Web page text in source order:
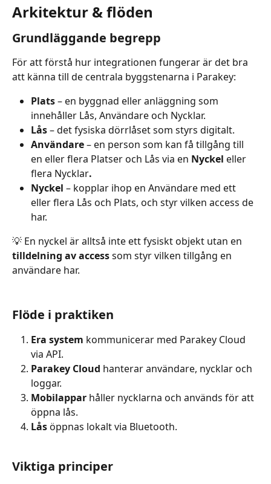
Arkitektur & flöden
Grundläggande begrepp
För att förstå hur integrationen fungerar är det bra
att känna till de centrala byggstenarna i Parakey:
Plats – en byggnad eller anläggning som
innehåller Lås, Användare och Nycklar.
Lås – det fysiska dörrlåset som styrs digitalt.
Användare – en person som kan få tillgång till
en eller flera Platseroch Lås via en Nyckel eller
flera Nycklar.
Nyckel – kopplar ihop en Användare med ett
eller flera Lås och Plats, och styr vilken access de
har.
💡 En nyckel är alltså inte ett fysiskt objekt utan en
tilldelning av access som styr vilken tillgång en
användare har.
Flöde i praktiken
Era system kommunicerar med Parakey Cloud
via API.
Parakey Cloud hanterar användare, nycklar och
loggar.
Mobilappar håller nycklarna och används för att
öppna lås.
Lås öppnas lokalt via Bluetooth.
Viktiga principer